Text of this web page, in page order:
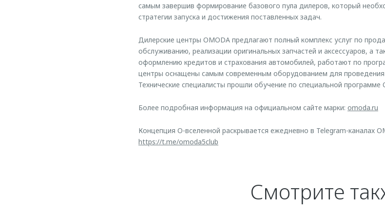
самым завершив формирование базового пула дилеров, который
стратегии запуска и достижения поставленных задач.
Дилерские центры OMODA предлагают полный комплекс услуг по
обслуживанию, реализации оригинальных запчастей и аксессуаров, а
оформлению кредитов и страхования автомобилей, работают по
центры оснащены самым современным оборудованием для проведения
Технические специалисты прошли обучение по специальной программе
Более подробная информация на официальном сайте марки: omoda.ru
Концепция O-вселенной раскрывается ежедневно в Telegram-каналах
https://t.me/omoda5club
Смотрите